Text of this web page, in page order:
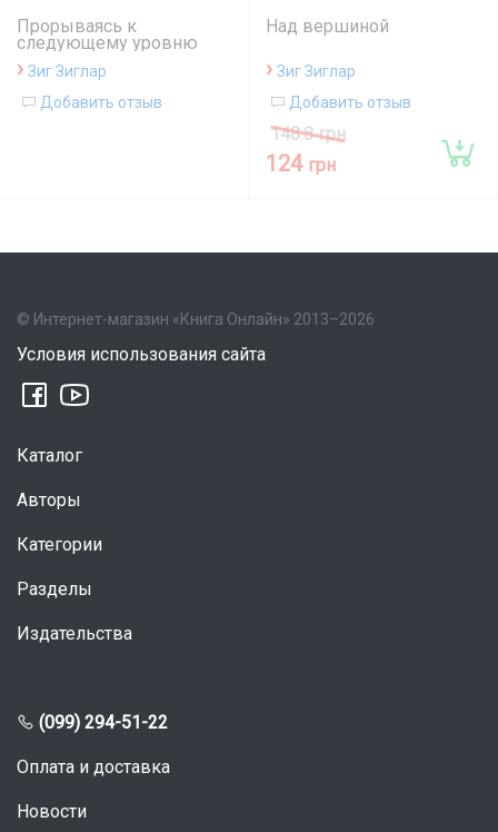
Прорываясь к
следующему уровню
› Зиг Зиглар
Добавить отзыв
Над вершиной
› Зиг Зиглар
Добавить отзыв
148.8 грн
124 грн
© Интернет-магазин «Книга Онлайн» 2013–2026
Условия использования сайта
Каталог
Авторы
Категории
Разделы
Издательства
(099) 294-51-22
Оплата и доставка
Новости